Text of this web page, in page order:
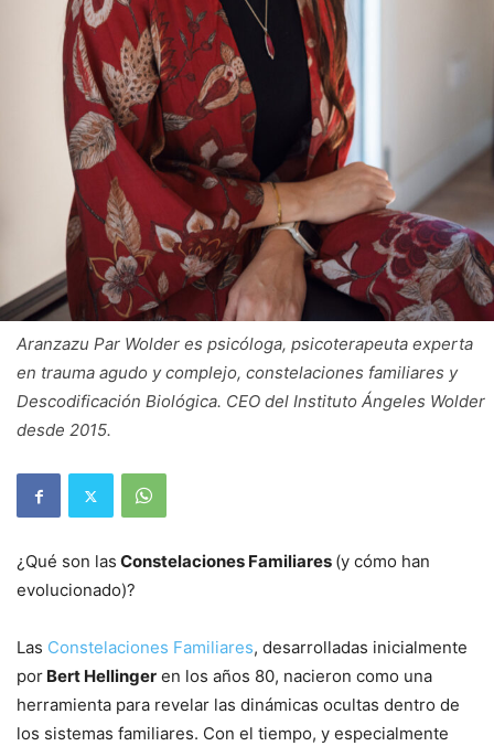
Aranzazu Par Wolder es psicóloga, psicoterapeuta experta
en trauma agudo y complejo, constelaciones familiares y
Descodificación Biológica. CEO del Instituto Ángeles Wolder
desde 2015.
¿Qué son las Constelaciones Familiares (y cómo han
evolucionado)?
Las Constelaciones Familiares, desarrolladas inicialmente
por Bert Hellinger en los años 80, nacieron como una
herramienta para revelar las dinámicas ocultas dentro de
los sistemas familiares. Con el tiempo, y especialmente